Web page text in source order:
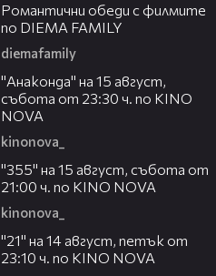
Романтични обеди с филмите
по DIEMA FAMILY
diemafamily
"Анаконда" на 15 август,
събота от 23:30 ч. по KINO
NOVA
kinonova_
"355" на 15 август, събота от
21:00 ч. по KINO NOVA
kinonova_
"21" на 14 август, петък от
23:10 ч. по KINO NOVA